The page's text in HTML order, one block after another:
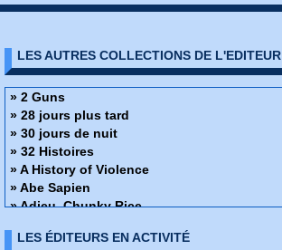
LES AUTRES COLLECTIONS DE L'EDITEUR
» 2 Guns
» 28 jours plus tard
» 30 jours de nuit
» 32 Histoires
» A History of Violence
» Abe Sapien
» Adieu, Chunky Rice
» Alex + Ada
LES ÉDITEURS EN ACTIVITÉ